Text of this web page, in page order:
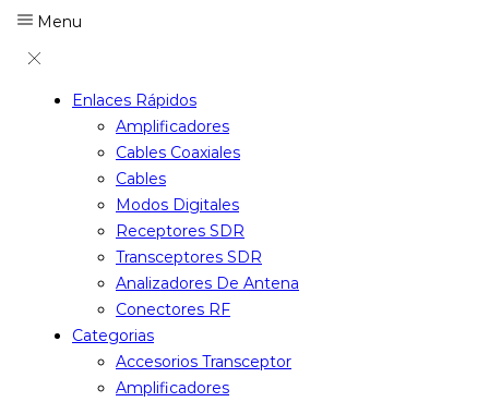
Menu
Enlaces Rápidos
Amplificadores
Cables Coaxiales
Cables
Modos Digitales
Receptores SDR
Transceptores SDR
Analizadores De Antena
Conectores RF
Categorias
Accesorios Transceptor
Amplificadores